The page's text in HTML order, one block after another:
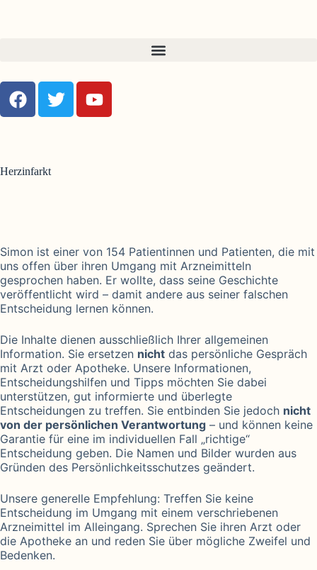
Herzinfarkt
Simon ist einer von 154 Patientinnen und Patienten, die mit
uns offen über ihren Umgang mit Arzneimitteln
gesprochen haben. Er wollte, dass seine Geschichte
veröffentlicht wird – damit andere aus seiner falschen
Entscheidung lernen können.
Die Inhalte dienen ausschließlich Ihrer allgemeinen
Information. Sie ersetzen nicht das persönliche Gespräch
mit Arzt oder Apotheke. Unsere Informationen,
Entscheidungshilfen und Tipps möchten Sie dabei
unterstützen, gut informierte und überlegte
Entscheidungen zu treffen. Sie entbinden Sie jedoch nicht
von der persönlichen Verantwortung – und können keine
Garantie für eine im individuellen Fall „richtige“
Entscheidung geben. Die Namen und Bilder wurden aus
Gründen des Persönlichkeitsschutzes geändert.
Unsere generelle Empfehlung: Treffen Sie keine
Entscheidung im Umgang mit einem verschriebenen
Arzneimittel im Alleingang. Sprechen Sie ihren Arzt oder
die Apotheke an und reden Sie über mögliche Zweifel und
Bedenken.